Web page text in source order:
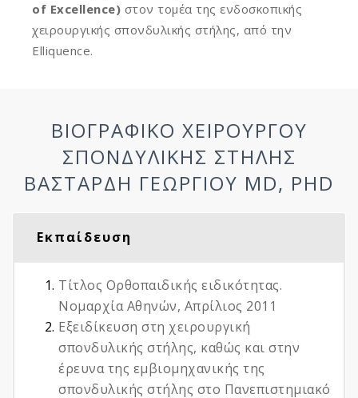
of Excellence) στον τομέα της ενδοσκοπικής
χειρουργικής σπονδυλικής στήλης, από την
Elliquence.
ΒΙΟΓΡΑΦΙΚΌ ΧΕΙΡΟΥΡΓΟΎ
ΣΠΟΝΔΥΛΙΚΉΣ ΣΤΉΛΗΣ
ΒΑΣΤΑΡΔΉ ΓΕΏΡΓΙΟΥ MD, PHD
Εκπαίδευση
Τίτλος Ορθοπαιδικής ειδικότητας.
Νομαρχία Αθηνών, Απρίλιος 2011
Εξειδίκευση στη χειρουργική
σπονδυλικής στήλης, καθώς και στην
έρευνα της εμβιομηχανικής της
σπονδυλικής στήλης στο Πανεπιστημιακό